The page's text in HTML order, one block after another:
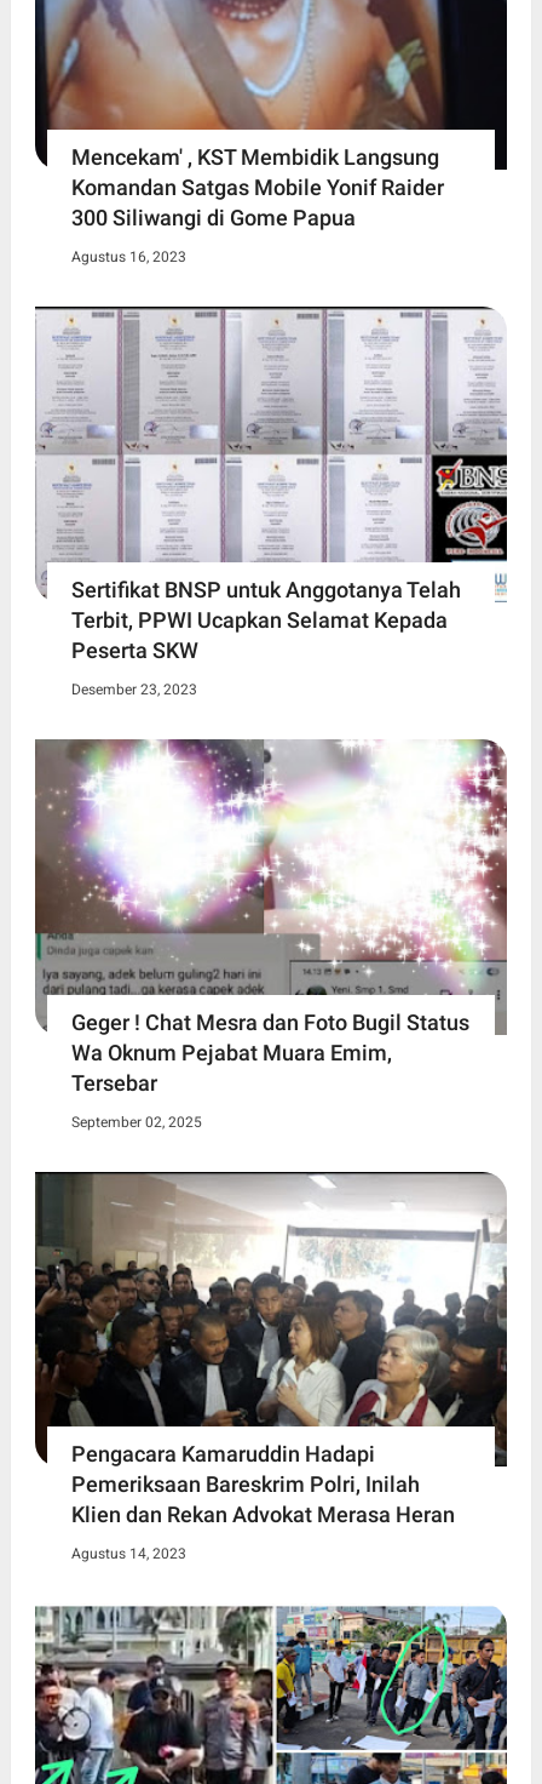
Mencekam' , KST Membidik Langsung
Komandan Satgas Mobile Yonif Raider
300 Siliwangi di Gome Papua
Agustus 16, 2023
Sertifikat BNSP untuk Anggotanya Telah
Terbit, PPWI Ucapkan Selamat Kepada
Peserta SKW
Desember 23, 2023
Geger ! Chat Mesra dan Foto Bugil Status
Wa Oknum Pejabat Muara Emim,
Tersebar
September 02, 2025
Pengacara Kamaruddin Hadapi
Pemeriksaan Bareskrim Polri, Inilah
Klien dan Rekan Advokat Merasa Heran
Agustus 14, 2023